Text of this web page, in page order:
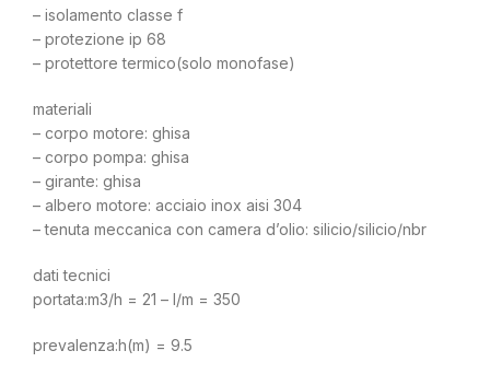
– isolamento classe f
– protezione ip 68
– protettore termico(solo monofase)
materiali
– corpo motore: ghisa
– corpo pompa: ghisa
– girante: ghisa
– albero motore: acciaio inox aisi 304
– tenuta meccanica con camera d’olio: silicio/silicio/nbr
dati tecnici
portata:m3/h = 21 – l/m = 350
prevalenza:h(m) = 9.5